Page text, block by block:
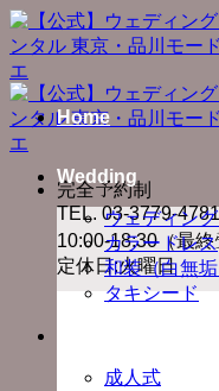
Skip
to
content
完全予約制
TEL. 03-3779-4781
10:00-18:30（最終
定休日:火曜日
Home
Wedding
ウェディン
カラードレス
和装（白無垢
タキシード
成人式